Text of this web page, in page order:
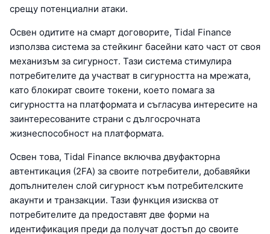
срещу потенциални атаки.
Освен одитите на смарт договорите, Tidal Finance
използва система за стейкинг басейни като част от своя
механизъм за сигурност. Тази система стимулира
потребителите да участват в сигурността на мрежата,
като блокират своите токени, което помага за
сигурността на платформата и съгласува интересите на
заинтересованите страни с дългосрочната
жизнеспособност на платформата.
Освен това, Tidal Finance включва двуфакторна
автентикация (2FA) за своите потребители, добавяйки
допълнителен слой сигурност към потребителските
акаунти и транзакции. Тази функция изисква от
потребителите да предоставят две форми на
идентификация преди да получат достъп до своите